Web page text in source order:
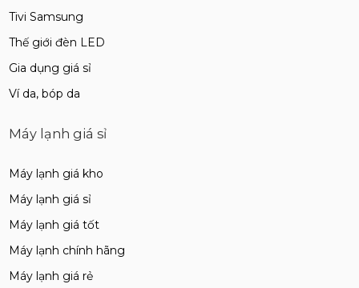
Tivi Samsung
Thế giới đèn LED
Gia dụng giá sỉ
Ví da, bóp da
Máy lạnh giá sỉ
Máy lạnh giá kho
Máy lạnh giá sỉ
Máy lạnh giá tốt
Máy lạnh chính hãng
Máy lạnh giá rẻ